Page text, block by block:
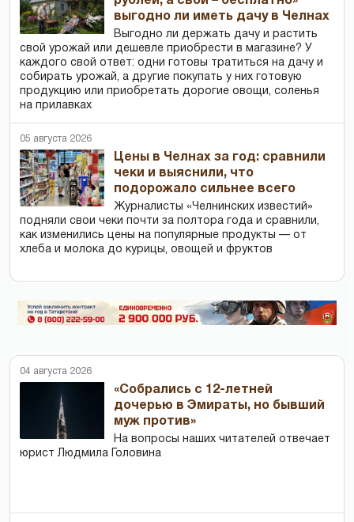
выгодно ли иметь дачу в Челнах
Выгодно ли держать дачу и растить
свой урожай или дешевле приобрести в магазине? У
каждого свой ответ: одни готовы тратиться на дачу и
собирать урожай, а другие покупать у них готовую
продукцию или приобретать дорогие овощи, соленья
на прилавках
05 августа 2026
Цены в Челнах за год: сравнили
чеки и выяснили, что
подорожало сильнее всего
Журналисты «Челнинских известий»
подняли свои чеки почти за полтора года и сравнили,
как изменились цены на популярные продукты — от
хлеба и молока до курицы, овощей и фруктов
04 августа 2026
«Собрались с 12-летней
дочерью в Эмираты, но бывший
муж против»
На вопросы наших читателей отвечает
юрист Людмила Головина